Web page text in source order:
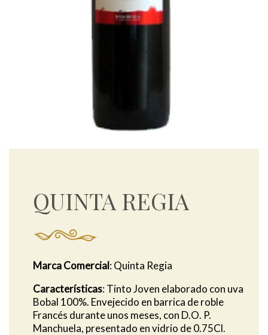
QUINTA REGIA
Marca Comercial: Quinta Regia
Características: Tinto Joven elaborado con uva
Bobal 100%. Envejecido en barrica de roble
Francés durante unos meses, con D.O. P.
Manchuela, presentado en vidrio de 0.75Cl.